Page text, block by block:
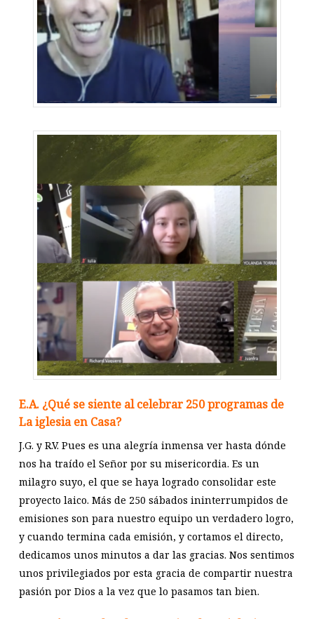
E.A. ¿Qué se siente al celebrar 250 programas de
La iglesia en Casa?
J.G. y R.V. Pues es una alegría inmensa ver hasta dónde
nos ha traído el Señor por su misericordia. Es un
milagro suyo, el que se haya logrado consolidar este
proyecto laico. Más de 250 sábados ininterrumpidos de
emisiones son para nuestro equipo un verdadero logro,
y cuando termina cada emisión, y cortamos el directo,
dedicamos unos minutos a dar las gracias. Nos sentimos
unos privilegiados por esta gracia de compartir nuestra
pasión por Dios a la vez que lo pasamos tan bien.